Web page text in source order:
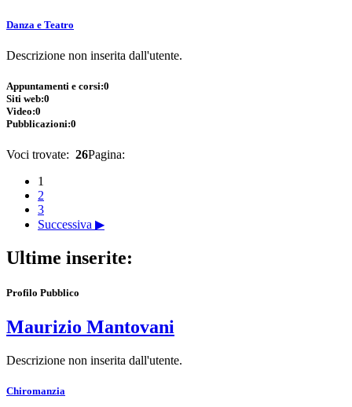
Danza e Teatro
Descrizione non inserita dall'utente.
Appuntamenti e corsi:0
Siti web:0
Video:0
Pubblicazioni:0
Voci trovate: 26Pagina:
1
2
3
Successiva ▶
Ultime inserite:
Profilo Pubblico
Maurizio Mantovani
Descrizione non inserita dall'utente.
Chiromanzia